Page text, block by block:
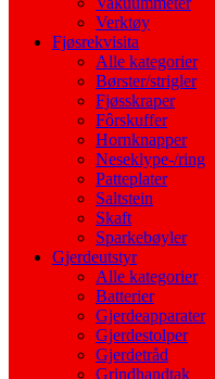
Verktøy
Fjøsrekvisita
Alle kategorier
Børster/strigler
Fjøsskraper
Fôrskuffer
Hornknapper
Neseklype-/ring
Patteplater
Saltstein
Skaft
Sparkebøyler
Gjerdeutstyr
Alle kategorier
Batterier
Gjerdeapparater
Gjerdestolper
Gjerdetråd
Grindhandtak